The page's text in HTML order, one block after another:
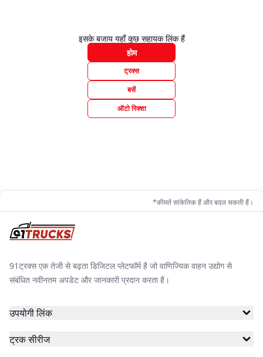
इसके बजाय यहाँ कुछ सहायक लिंक हैं
होम
ट्रक्स
बसें
ऑटो रिक्शा
*कीमतें सांकेतिक हैं और बदल सकती हैं।
91ट्रक्स एक तेजी से बढ़ता डिजिटल प्लेटफॉर्म है जो वाणिज्यिक वाहन उद्योग से
संबंधित नवीनतम अपडेट और जानकारी प्रदान करता है।
उपयोगी लिंक
ट्रक सीरीज